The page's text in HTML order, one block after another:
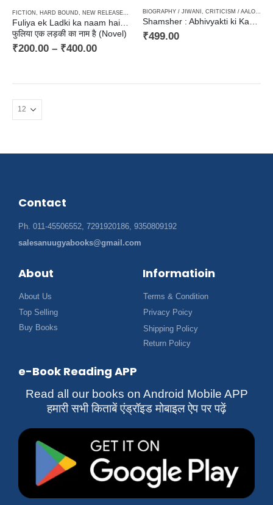
FICTION , HARD BOUND, NEW RELEASES , NOVEL,PAPERBACK
Fuliya ek Ladki ka naam hai (Novel)
फुलिया एक लड़की का नाम है (Novel)
₹200.00 – ₹400.00
BIOGRAPHY / JIWANI , CRITICISM / AALOCHANA
Shamsher : Abhivyakti ki Kashmkash / शमशेर : अभिव्यक्ति की कशमकश
₹499.00
Contact
Ph. 011-45506552, 7291920186, 9350809192
salesanuugyabooks@gmail.com
About
About Us
Top Selling
Buy Books
Informatioin
Terms & Condition
Privacy Poicy
Shipping Policy
Return Policy
e-Book Reading APP
Read all our books on Android Mobile APP
हमारी सभी किताबें एंड्रॉइड मोबाइल ऐप पर पढ़ें